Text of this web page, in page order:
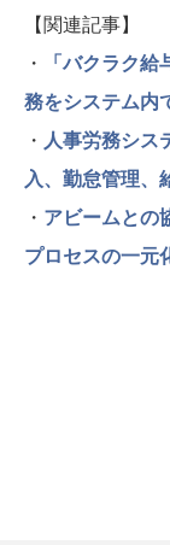
【関連記事】
・
「バクラク
務をシステム
・ 人事労務シス
入、勤怠管理
・ アビームとの
プロセスの一元